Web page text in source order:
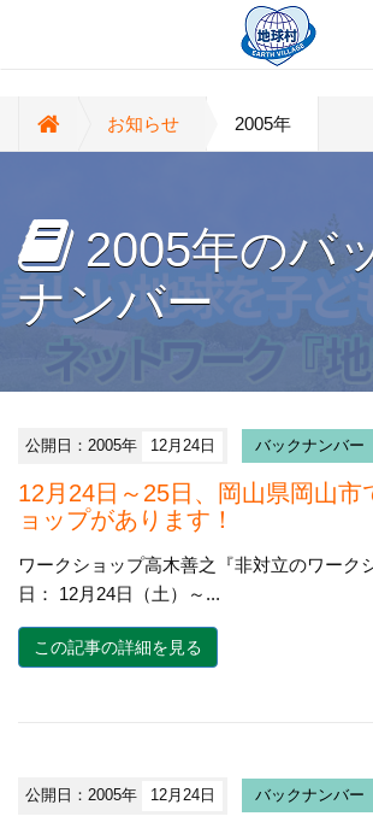
お知らせ 2005年
2005年のバ
ナンバー
公開日：2005年 12月24日 バックナンバー
12月24日～25日、岡山県岡山市
ョップがあります！
ワークショップ高木善之『非対立のワーク
日： 12月24日（土）～...
この記事の詳細を見る
公開日：2005年 12月24日 バックナンバー